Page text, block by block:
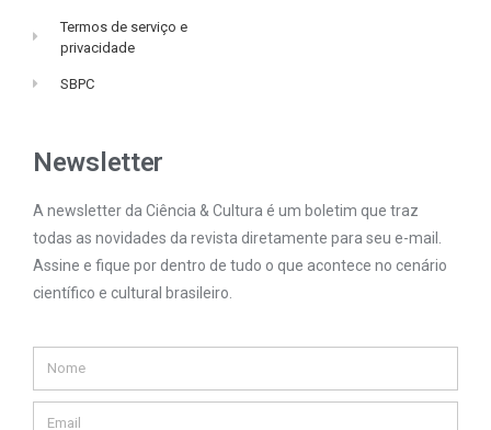
Termos de serviço e
privacidade
SBPC
Newsletter
A newsletter da Ciência & Cultura é um boletim que traz
todas as novidades da revista diretamente para seu e-mail.
Assine e fique por dentro de tudo o que acontece no cenário
científico e cultural brasileiro.